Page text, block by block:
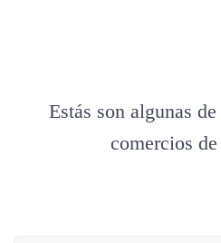
Estás son algunas
comercios